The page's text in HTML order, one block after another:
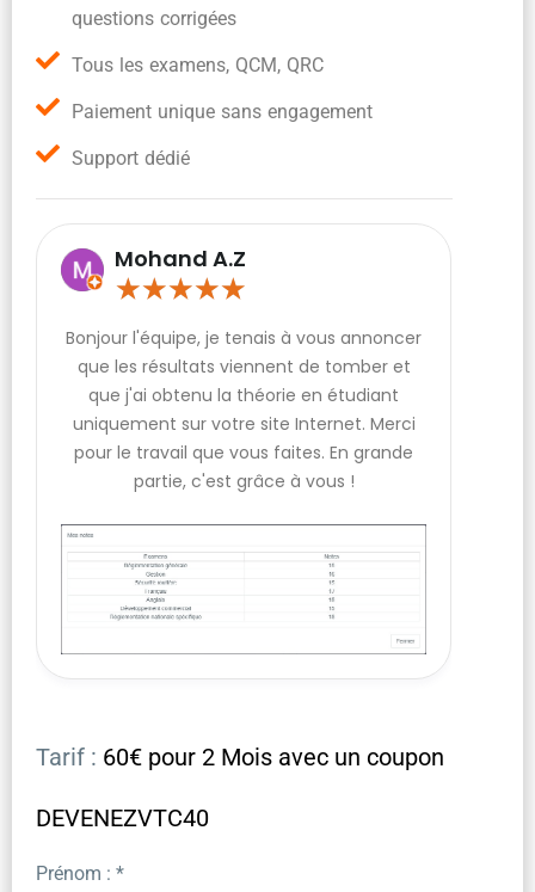
questions corrigées
Tous les examens, QCM, QRC
Paiement unique sans engagement
Support dédié
Mohand A.Z
★★★★★
Bonjour l'équipe, je tenais à vous annoncer
que les résultats viennent de tomber et
que j'ai obtenu la théorie en étudiant
uniquement sur votre site Internet. Merci
pour le travail que vous faites. En grande
partie, c'est grâce à vous !
Tarif : 60€ pour 2 Mois avec un coupon
DEVENEZVTC40
Prénom : *